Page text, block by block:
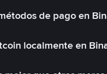
de pago en
localmente en